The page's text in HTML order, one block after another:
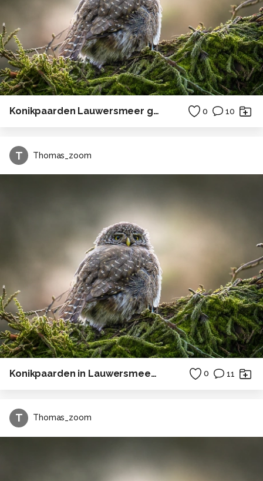
Konikpaarden Lauwersmeer gebied 0 10
T Thomas_zoom
Konikpaarden in Lauwersmeer gebied 0 11
T Thomas_zoom